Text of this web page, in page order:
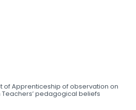
of Apprenticeship of observation on
Teachers’ pedagogical beliefs